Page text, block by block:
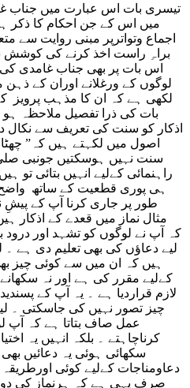
تیسری بات اس عبارت میں جناب
میں اس کے جن احکام کا ذکر
اجماع وتواترپر مبنی روایت سے
اس بات پر بھی جناب غامدی
لوگوں کے ورغلانے اوران کے ذہن
لکھی ہے کہ ان کا مذہب
بات کی ذرا تفصیل ملاحظہ ہو
اذکار کو سنت کی تعریف سے
اصول میں لکہتے ہیں کہ”
سنت نہیں ہوسکتیں جونبی
راہنمائی کےلیے انہیں بتائی تو
ہی پوری قطعیت کے ساتھ
طور پر جاری کرنا آپ کے
مثال نماز میں قعدے کے اذکار
کہ آپ نے لوگوں کو تشہد اور
لیے دعاؤں کی بھی تعلیم دی ہے ۔
ہیں کہ ان میں سے کوئی چیز
کےلیے مقرر کی ہے اور نہ
لازم قراردیا ہے ۔ یہ آپ کے
چیز تصور نہیں کی جاسکتی ۔
عمل صاف بتاتا ہے کہ آپ
کرناچاہتے ۔ بلکہ انہیں یہ
سکھائی ہوئی یہ دعائیں
دعاومناجات کےلیے کوئی
صرف یہی ہے کہ ہرنماز کی